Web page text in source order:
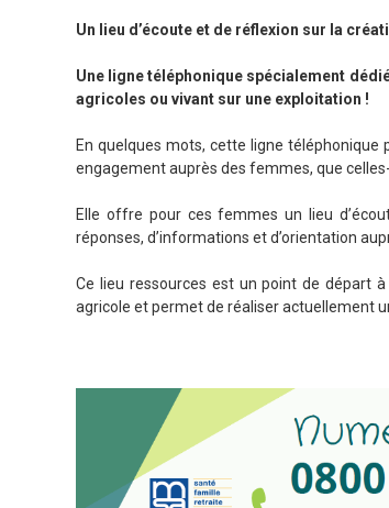
Un lieu d’écoute et de réflexion sur la
Une ligne téléphonique spécialement
agricoles ou vivant sur une exploitation !
En quelques mots, cette ligne téléphonique
engagement auprès des femmes, que
Elle offre pour ces femmes un lieu
réponses, d’informations et d’orientation
Ce lieu ressources est un point de départ
agricole et permet de réaliser actuellement